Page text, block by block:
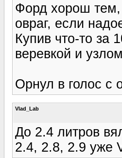
Форд хорош тем,
овраг, если
Купив что-то за
веревкой и
Орнул в голос с
Vlad_Lab
До 2.4 литров
2.4, 2.8, 2.9 уже